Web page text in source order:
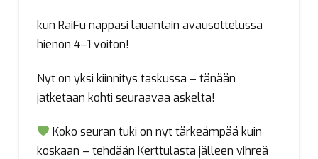
kun RaiFu nappasi lauantain avausottelussa
hienon 4–1 voiton!
Nyt on yksi kiinnitys taskussa – tänään
jatketaan kohti seuraavaa askelta!
Koko seuran tuki on nyt tärkeämpää kuin
koskaan – tehdään Kerttulasta jälleen vihreä